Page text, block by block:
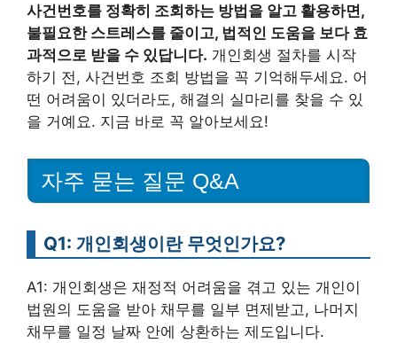
사건번호를 정확히 조회하는 방법을 알고 활용하면,
불필요한 스트레스를 줄이고, 법적인 도움을 보다 효
과적으로 받을 수 있답니다. 개인회생 절차를 시작
하기 전, 사건번호 조회 방법을 꼭 기억해두세요. 어
떤 어려움이 있더라도, 해결의 실마리를 찾을 수 있
을 거예요. 지금 바로 꼭 알아보세요!
자주 묻는 질문 Q&A
Q1: 개인회생이란 무엇인가요?
A1: 개인회생은 재정적 어려움을 겪고 있는 개인이
법원의 도움을 받아 채무를 일부 면제받고, 나머지
채무를 일정 날짜 안에 상환하는 제도입니다.